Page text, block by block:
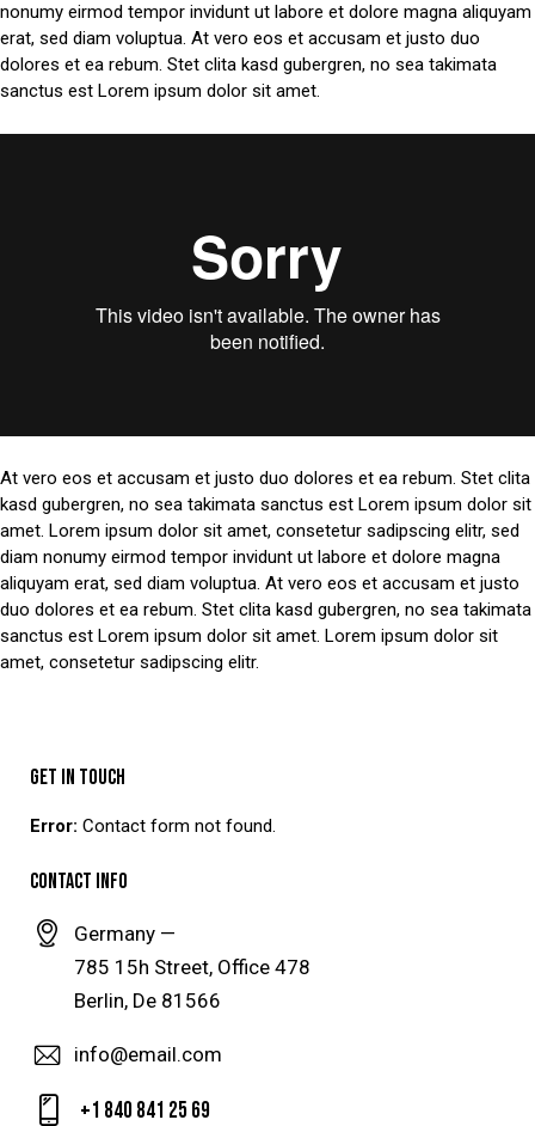
nonumy eirmod tempor invidunt ut labore et dolore magna aliquyam
erat, sed diam voluptua. At vero eos et accusam et justo duo
dolores et ea rebum. Stet clita kasd gubergren, no sea takimata
sanctus est Lorem ipsum dolor sit amet.
At vero eos et accusam et justo duo dolores et ea rebum. Stet clita
kasd gubergren, no sea takimata sanctus est Lorem ipsum dolor sit
amet. Lorem ipsum dolor sit amet, consetetur sadipscing elitr, sed
diam nonumy eirmod tempor invidunt ut labore et dolore magna
aliquyam erat, sed diam voluptua. At vero eos et accusam et justo
duo dolores et ea rebum. Stet clita kasd gubergren, no sea takimata
sanctus est Lorem ipsum dolor sit amet. Lorem ipsum dolor sit
amet, consetetur sadipscing elitr.
GET IN TOUCH
Error: Contact form not found.
CONTACT INFO
Germany —
785 15h Street, Office 478
Berlin, De 81566
info@email.com
+1 840 841 25 69